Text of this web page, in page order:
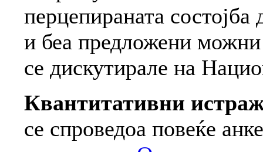
перцепираната
и беа предложени
се дискутирале на
Квантитативни
се спроведоа повеќе